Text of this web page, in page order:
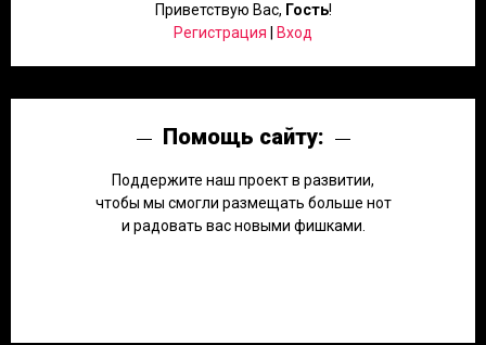
Приветствую Вас, Гость!
Регистрация
Вход
Помощь сайту:
Поддержите наш проект в развитии,
чтобы мы смогли размещать больше нот
и радовать вас новыми фишками.